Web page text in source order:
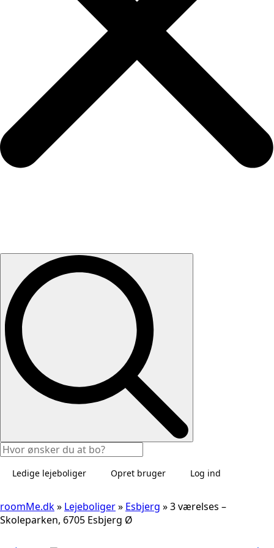
Ledige lejeboliger Opret bruger Log ind
roomMe.dk» Lejeboliger» Esbjerg »3 værelses –
Skoleparken, 6705 Esbjerg Ø